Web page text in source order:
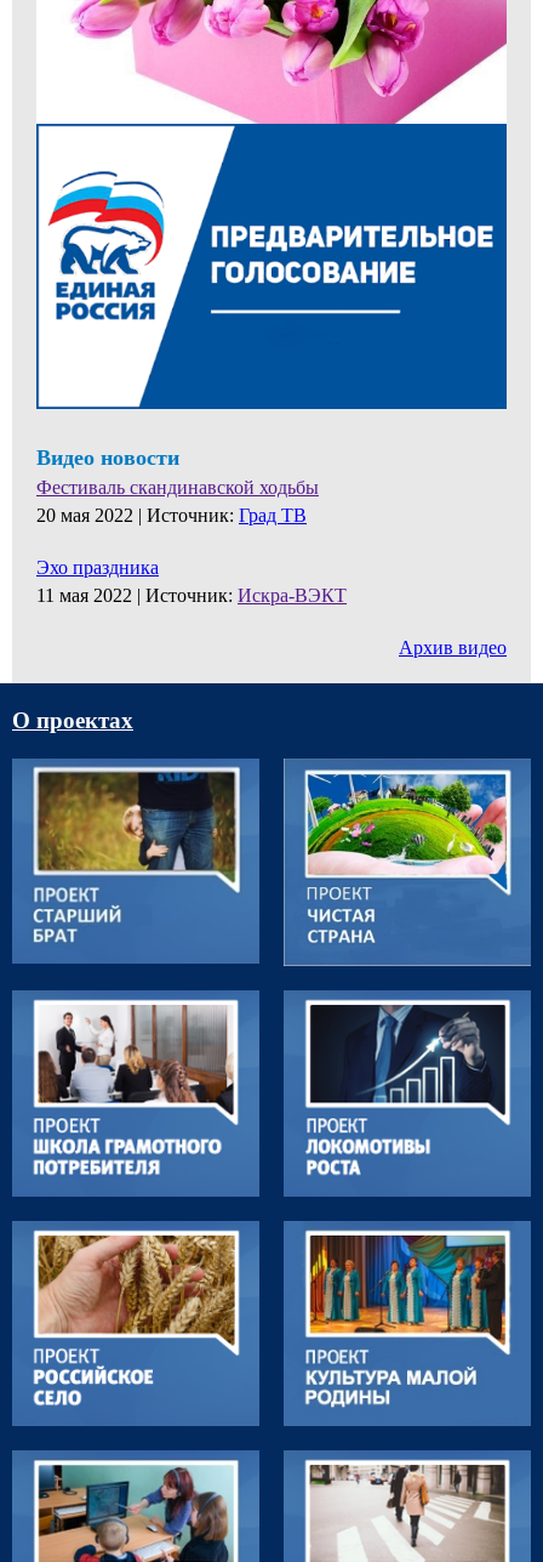
Видео новости
Фестиваль скандинавской ходьбы
20 мая 2022 | Источник: Град ТВ
Эхо праздника
11 мая 2022 | Источник: Искра-ВЭКТ
Архив видео
О проектах